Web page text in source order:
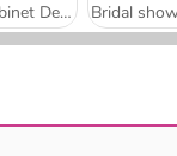
Fête au Cabinet Dentaire